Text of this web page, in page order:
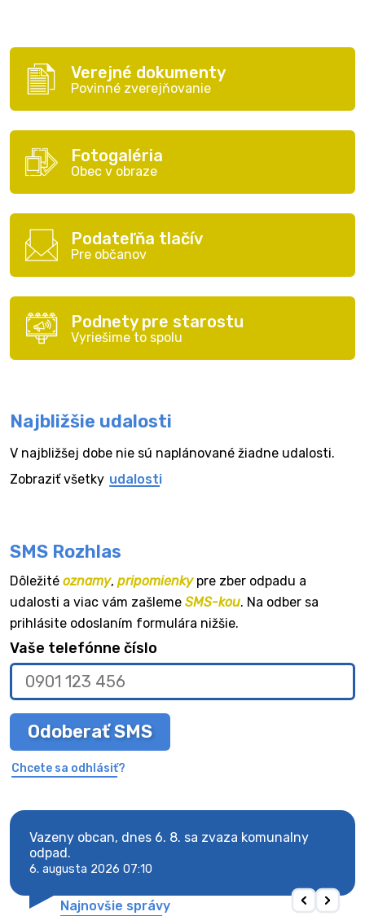
Verejné dokumenty
Povinné zverejňovanie
Fotogaléria
Obec v obraze
Podateľňa tlačív
Pre občanov
Podnety pre starostu
Vyriešime to spolu
Najbližšie udalosti
V najbližšej dobe nie sú naplánované žiadne udalosti.
Zobraziť všetky udalosti
SMS Rozhlas
Dôležité oznamy, pripomienkypre zber odpadu a
udalosti a viac vám zašleme SMS-kou. Na odber sa
prihlásite odoslaním formulára nižšie.
Vaše telefónne číslo
Odoberať SMS
Chcete sa odhlásiť?
Vazeny obcan, dnes 6. 8. sa zvaza komunalny
odpad.
6. augusta 2026 07:10
Najnovšie správy